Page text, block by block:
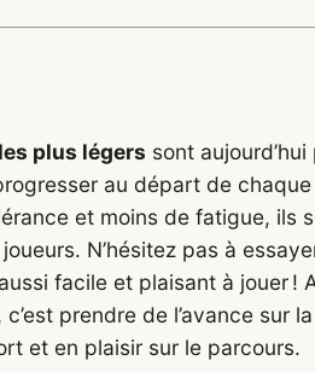
plus légers sont
au départ de
et moins de fatigue, ils
N’hésitez pas à
facile et plaisant à jouer !
prendre de l’avance sur
et en plaisir sur le parcours.